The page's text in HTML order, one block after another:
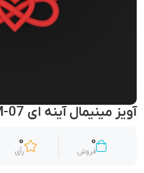
آویز مینیمال آینه ای N-M-07
0
فروش
0
رأی